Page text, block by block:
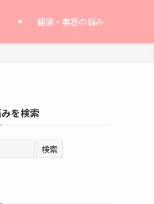
健康・美容の悩み
を検索